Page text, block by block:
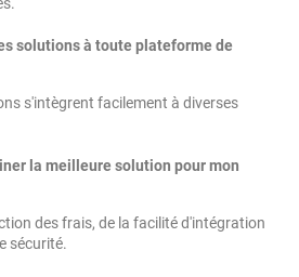
solutions à toute plateforme de
s'intègrent facilement à diverses
la meilleure solution pour mon
des frais, de la facilité d'intégration
sécurité.